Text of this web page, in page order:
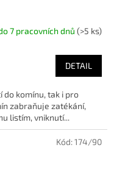
7 pracovních dnů (>5 ks)
DETAIL
do komínu, tak i pro
zabraňuje zatékání,
listím, vniknutí...
Kód:174/90